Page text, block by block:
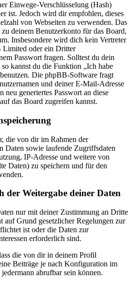
Einwege-Verschlüsselung (Hash)
ist. Jedoch wird dir empfohlen, dieses
von Webseiten zu verwenden. Das
deinem Benutzerkonto für das Board,
Insbesondere wird dich kein Vertreter
Limited oder ein Dritter
Passwort fragen. Solltest du dein
so kannst du die Funktion „Ich habe
Die phpBB-Software fragt
und deiner E-Mail-Adresse
neu generiertes Passwort an diese
das Board zugreifen kannst.
die von dir im Rahmen der
Daten sowie laufende Zugriffsdaten
IP-Adresse und weitere von
Daten) zu speichern und für den
der Weitergabe deiner Daten
nur mit deiner Zustimmung an Dritte
auf Grund gesetzlicher Regelungen zur
ist oder die Daten zur
erforderlich sind.
die von dir in deinem Profil
Beiträge je nach Konfiguration im
abrufbar sein können.